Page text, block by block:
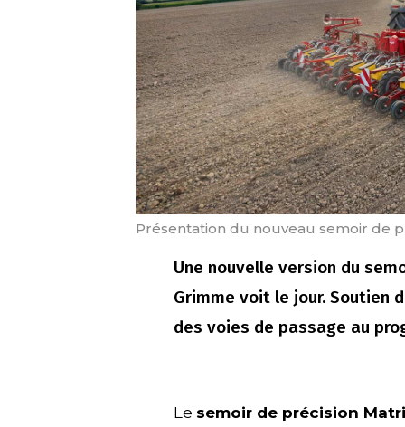
Présentation du nouveau semoir de
Une nouvelle version du
Grimme voit le jour. Soutien
des voies de passage au
Le semoir de précision